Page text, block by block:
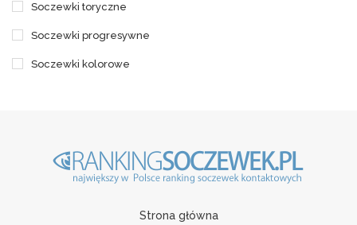
Soczewki toryczne
Soczewki progresywne
Soczewki kolorowe
Strona główna